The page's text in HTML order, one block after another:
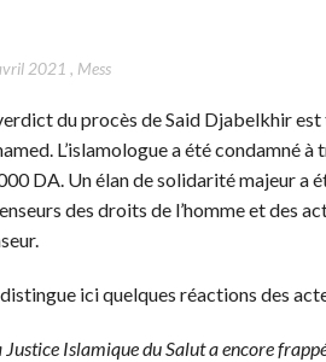
2021 , Mess
du procès de Said Djabelkhir
L’islamologue a été condamné
DA. Un élan de solidarité majeur a
des droits de l’homme et des
ici quelques réactions des
Justice Islamique du Salut a encore